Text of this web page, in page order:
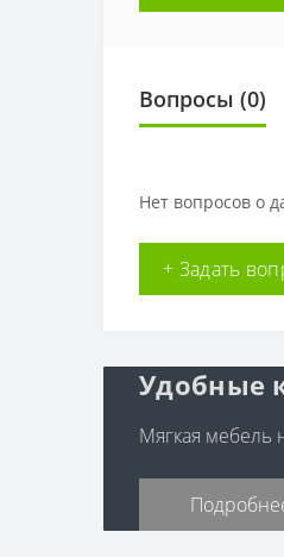
Вопросы (0)
Нет вопросов о
+ Задать
Удобные
Мягкая мебель